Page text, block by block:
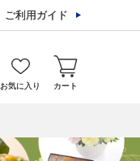
ご利用ガイド
お気に入り カート